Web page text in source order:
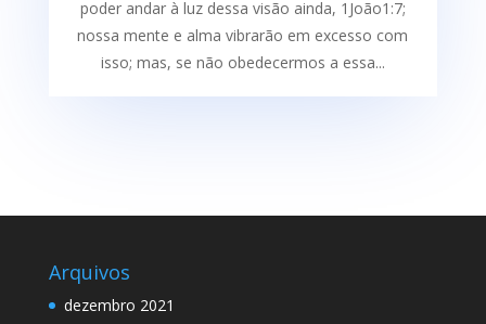
poder andar à luz dessa visão ainda, 1João1:7;
nossa mente e alma vibrarão em excesso com
isso; mas, se não obedecermos a essa...
Arquivos
dezembro 2021